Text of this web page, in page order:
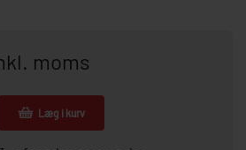
moms
Læg i kurv